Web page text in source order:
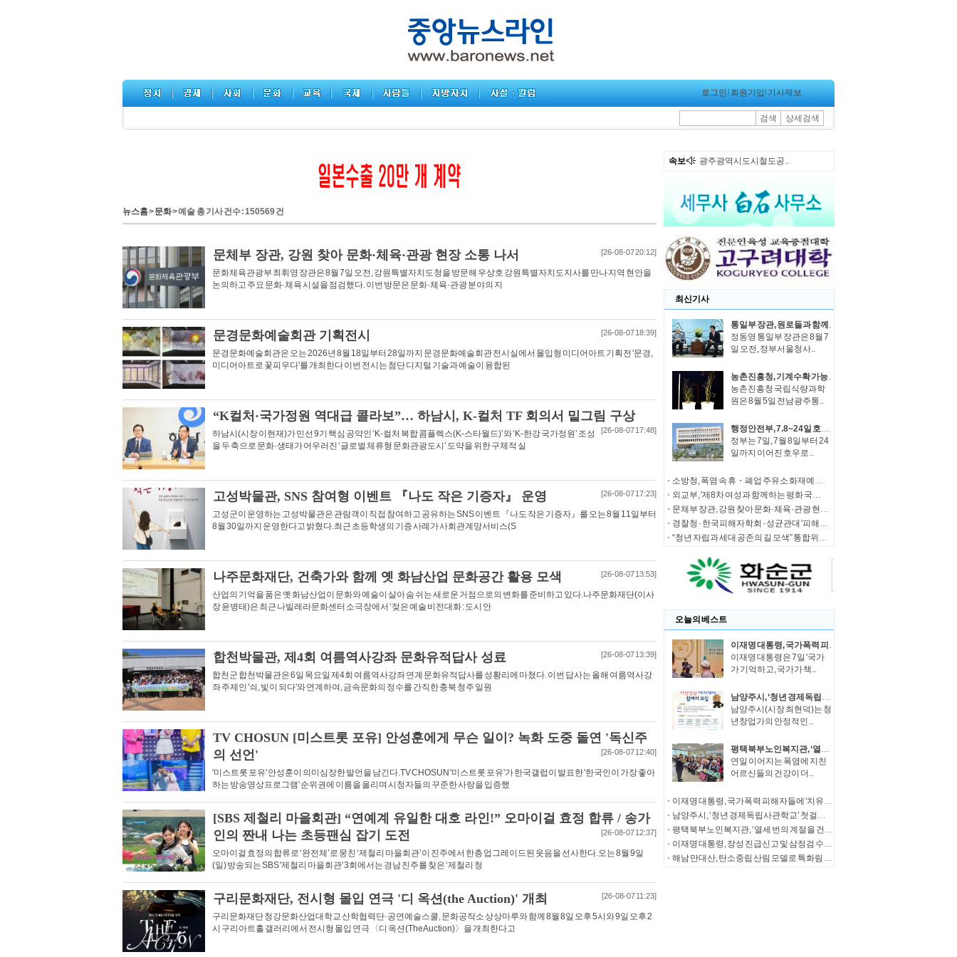
로그인 회원가입 기사제보
검색 상세검색
속보 광주광역시도시철도공..
최신기사
통일부 장관, 원로들과 함께 '한반도 평화공존 발전구상' 공감대 형성 방안 논의
정동영 통일부 장관은 8월 7
일 오전, 정부서울청사..
농촌진흥청, 기계수확 가능한 녹두 새 품종 '채흔' 현장 평가회
농촌진흥청 국립식량과학
원은 8월 5일 전남광주통..
행정안전부, 7.8~24일 호우 피해 특별재난지역 선포
정부는 7일, 7월 8일부터 24
일까지 이어진 호우로 ..
소방청, 폭염 속 휴・폐업 주유소 화재예방에 총력
외교부, '제8차 여성과 함께하는 평화 국제회의' 청년 서포터즈 모집
문체부 장관, 강원 찾아 문화·체육·관광 현장 소통 나서
경찰청 · 한국피해자학회 · 성균관대 '피해자 중심 사법개혁' 학술대회 개최
“청년 자립과 세대 공존의 길 모색” 통합위, '세대상생 자산 특별위원회' 출범
오늘의 베스트
이재명 대통령, 국가폭력 피해자들에 '치유와 명예 회복' 정부 의지 전달
이재명 대통령은 7일 '국가
가 기억하고, 국가가 책..
남양주시, ‘청년 경제독립사관학교’ 첫걸음… 청년창업가 자산성장 아카데미 참여자 모집
남양주시(시장 최현덕)는 청
년창업가의 안정적인 ..
평택북부노인복지관, ‘열세 번의 계절을 건너, 다시 따뜻한 한 끼로’ 송탄농협의 13년의 동행
연일 이어지는 폭염에 지친
어르신들의 건강이 더..
이재명 대통령, 국가폭력 피해자들에 '치유와 명예 회복' 정부 의지 전달
남양주시, ‘청년 경제독립사관학교’ 첫걸음… 청년창업가 자산성장 아카데미 참여자 모집
평택북부노인복지관, ‘열세 번의 계절을 건너, 다시 따뜻한 한 끼로’ 송탄농협의 13년의 동행
이재명 대통령, 장성 진급신고 및 삼정검 수치수여
해남 만대산, 탄소중립 산림 모델로 특화림 조성
뉴스홈>문화> 예술 총 기사 건수 : 150569 건
문체부 장관, 강원 찾아 문화·체육·관광 현장 소통 나서 [26-08-07 20:12]
문화체육관광부 최휘영 장관은 8월 7일 오전, 강원특별자치도청을 방문해 우상호 강원특별자치도지사를 만나 지역 현안을
논의하고 주요 문화·체육 시설을 점검했다. 이번 방문은 문화·체육·관광 분야의 지
문경문화예술회관 기획전시 [26-08-07 18:39]
문경문화예술회관은 오는 2026년 8월 18일부터 28일까지 문경문화예술회관 전시실에서 몰입형 미디어아트 기획전 '문경,
미디어아트로 꽃피우다'를 개최한다 이번 전시는 첨단 디지털 기술과 예술이 융합된
“K컬처·국가정원 역대급 콜라보”… 하남시, K-컬처 TF 회의서 밑그림 구상
[26-08-07 17:48]
하남시(시장 이현재)가 민선 9기 핵심 공약인 ‘K-컬처 복합 콤플렉스(K-스타월드)’와 ‘K-한강 국가정원’ 조성
을 두 축으로 문화·생태가 어우러진 ‘글로벌 체류형 문화관광도시’ 도약을 위한 구체적 실
고성박물관, SNS 참여형 이벤트 『나도 작은 기증자』 운영 [26-08-07 17:23]
고성군이 운영하는 고성박물관은 관람객이 직접 참여하고 공유하는 SNS 이벤트 『나도 작은 기증자』를 오는 8월 11일부터
8월 30일까지 운영한다고 밝혔다.최근 초등학생의 기증 사례가 사회관계망서비스(S
나주문화재단, 건축가와 함께 옛 화남산업 문화공간 활용 모색 [26-08-07 13:53]
산업의 기억을 품은 옛 화남산업이 문화와 예술이 살아 숨 쉬는 새로운 거점으로의 변화를 준비하고 있다.나주문화재단(이사
장 윤병태)은 최근 나빌레라문화센터 소극장에서 ‘젖은 예술 비전대화 : 도시 안
합천박물관, 제4회 여름역사강좌 문화유적답사 성료 [26-08-07 13:39]
합천군 합천박물관은 6일 목요일 제4회 여름역사강좌 연계 문화유적답사를 성황리에 마쳤다. 이번 답사는 올해 여름역사강
좌 주제인 '쇠, 빛이 되다'와 연계하여, 금속문화의 정수를 간직한 충북 청주 일원
TV CHOSUN [미스트롯 포유] 안성훈에게 무슨 일이? 녹화 도중 돌연 '독신주
의 선언'
[26-08-07 12:40]
'미스트롯 포유' 안성훈이 의미심장한 발언을 남긴다.TV CHOSUN '미스트롯 포유'가 한국갤럽이 발표한 '한국인이 가장 좋아
하는 방송영상프로그램' 순위권에 이름을 올리며 시청자들의 꾸준한 사랑을 입증했
[SBS 제철리 마을회관] “연예계 유일한 대호 라인!” 오마이걸 효정 합류 / 송가
인의 짠내 나는 초등팬심 잡기 도전
[26-08-07 12:37]
오마이걸 효정의 합류로 ‘완전체’로 뭉친 ‘제철리 마을회관’이 진주에서 한층 업그레이드된 웃음을 선사한다.오는 8월 9일
(일) 방송되는 SBS '제철리 마을회관' 3회에서는 경남 진주를 찾은 ‘제철리 청
구리문화재단, 전시형 몰입 연극 '디 옥션(the Auction)' 개최 [26-08-07 11:23]
구리문화재단 청강문화산업대학교 산학협력단·공연예술스쿨, 문화공작소 상상마루와 함께 8월 8일 오후 5시와 9일 오후 2
시 구리아트홀 갤러리에서 전시형 몰입 연극 〈디 옥션(The Auction)〉을 개최한다고